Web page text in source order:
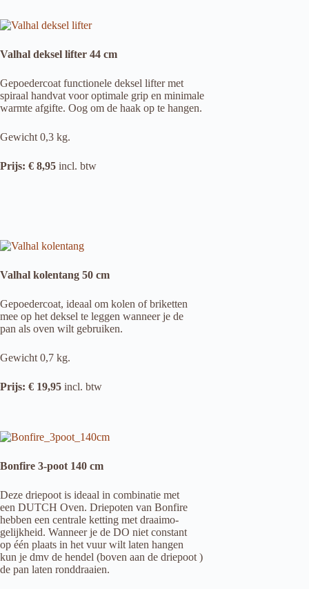
Valhal deksel lifter 44 cm
Gepoedercoat functionele deksel lifter met
spiraal handvat voor optimale grip en minimale
warmte afgifte. Oog om de haak op te hangen.
Gewicht 0,3 kg.
Prijs: € 8,95 incl. btw
Valhal kolentang 50 cm
Gepoedercoat, ideaal om kolen of briketten
mee op het deksel te leggen wanneer je de
pan als oven wilt gebruiken.
Gewicht 0,7 kg.
Prijs: € 19,95 incl. btw
Bonfire 3-poot 140 cm
Deze driepoot is ideaal in combinatie met
een DUTCH Oven. Driepoten van Bonfire
hebben een centrale ketting met draaimo-
gelijkheid. Wanneer je de DO niet constant
op één plaats in het vuur wilt laten hangen
kun je dmv de hendel (boven aan de driepoot )
de pan laten ronddraaien.